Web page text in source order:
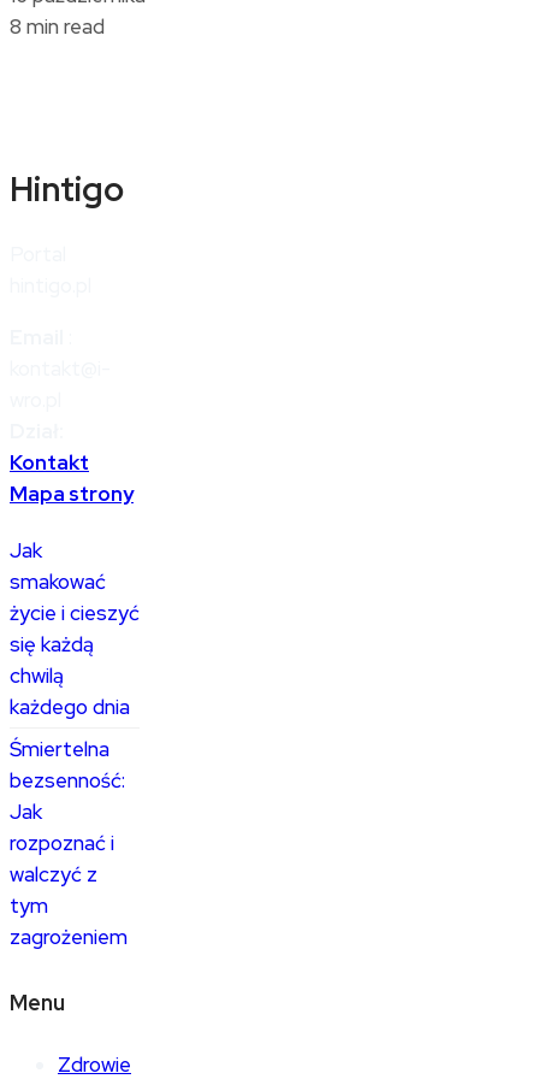
8 min read
Hintigo
Kontakt
Mapa strony
Jak
smakować
życie i cieszyć
się każdą
chwilą
każdego dnia
Śmiertelna
bezsenność:
Jak
rozpoznać i
walczyć z
tym
zagrożeniem
Menu
Zdrowie